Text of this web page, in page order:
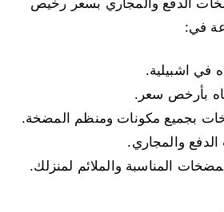
في:
في اشبيلية.
بأرخص سعر.
بجميع مكونات ومنظم المضخة.
والمجاري.
المناسبة والملائم لمنزلك.